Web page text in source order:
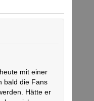
mit einer
bald die Fans
Hätte er